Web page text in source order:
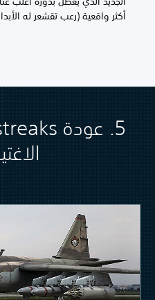
أكثر واقعية (رعب تقشعر له